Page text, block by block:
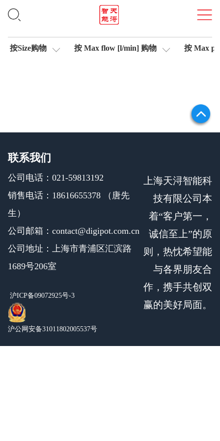
轴控制伺服比例阀
按Size购物 按 Max flow [l/min] 购物 按 Max
联系我们
公司电话：021-59813192
销售电话：18616655378 （唐先
生）
公司邮箱：contact@digipot.com.cn
公司地址：上海市青浦区汇滨路
1689号206室
沪ICP备09072925号-3
沪公网安备31011802005537号
上海天浔智能科
技有限公司本
着“客户第一，
诚信至上”的原
则，热忱希望能
与各界朋友合
作，携手共创双
赢的美好局面。